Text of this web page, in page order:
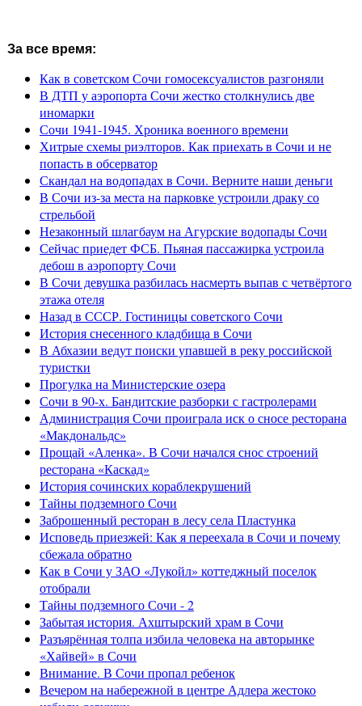
За все время:
Как в советском Сочи гомосексуалистов разгоняли
В ДТП у аэропорта Сочи жестко столкнулись две
иномарки
Сочи 1941-1945. Хроника военного времени
Хитрые схемы риэлторов. Как приехать в Сочи и не
попасть в обсерватор
Скандал на водопадах в Сочи. Верните наши деньги
В Сочи из-за места на парковке устроили драку со
стрельбой
Незаконный шлагбаум на Агурские водопады Сочи
Сейчас приедет ФСБ. Пьяная пассажирка устроила
дебош в аэропорту Сочи
В Сочи девушка разбилась насмерть выпав с четвёртого
этажа отеля
Назад в СССР. Гостиницы советского Сочи
История снесенного кладбища в Сочи
В Абхазии ведут поиски упавшей в реку российской
туристки
Прогулка на Министерские озера
Сочи в 90-х. Бандитские разборки с гастролерами
Администрация Сочи проиграла иск о сносе ресторана
«Макдональдс»
Прощай «Аленка». В Сочи начался снос строений
ресторана «Каскад»
История сочинских кораблекрушений
Тайны подземного Сочи
Заброшенный ресторан в лесу села Пластунка
Исповедь приезжей: Как я переехала в Сочи и почему
сбежала обратно
Как в Сочи у ЗАО «Лукойл» коттеджный поселок
отобрали
Тайны подземного Сочи - 2
Забытая история. Ахштырский храм в Сочи
Разъярённая толпа избила человека на авторынке
«Хайвей» в Сочи
Внимание. В Сочи пропал ребенок
Вечером на набережной в центре Адлера жестоко